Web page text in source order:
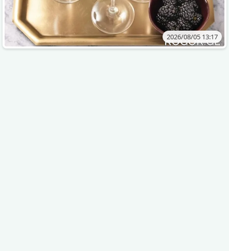
2026/08/05 13:17